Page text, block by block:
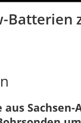
Batterien
aus